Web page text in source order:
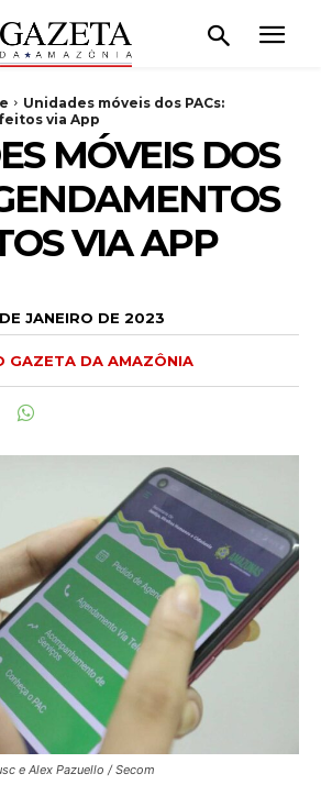
Unidades móveis dos PACs:
via App
MÓVEIS DOS
VIA APP
JANEIRO DE 2023
GAZETA DA AMAZÔNIA
e Alex Pazuello / Secom